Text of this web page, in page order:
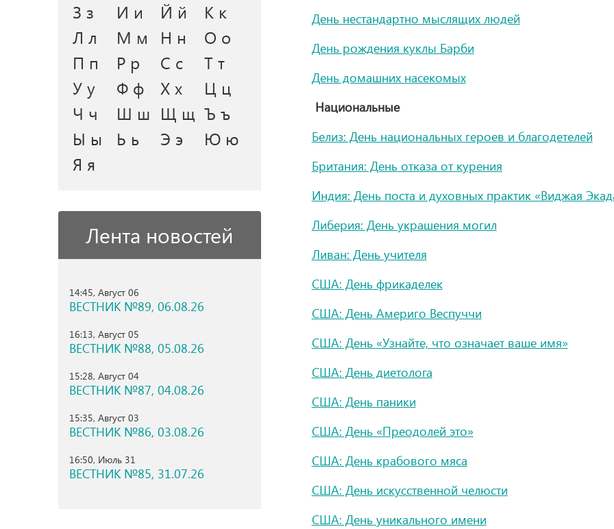
З з
И и Й й
К к
Л л
М м Н н
О о
П п
Р р С с
Т т
У у
Ф ф Х х
Ц ц
Ч ч
Ш ш Щ щ Ъ ъ
Ы ы
Ь ь Э э
Ю ю
Я я
Лента новостей
14:45, Август 06
ВЕСТНИК №89, 06.08.26
16:13, Август 05
ВЕСТНИК №88, 05.08.26
15:28, Август 04
ВЕСТНИК №87, 04.08.26
15:35, Август 03
ВЕСТНИК №86, 03.08.26
16:50, Июль 31
ВЕСТНИК №85, 31.07.26
День нестандартно мыслящих людей
День рождения куклы Барби
День домашних насекомых
Национальные
Белиз: День национальных героев и благодетелей
Британия: День отказа от курения
Индия: День поста и духовных практик «Виджая
Либерия: День украшения могил
Ливан: День учителя
США: День фрикаделек
США: День Америго Веспуччи
США: День «Узнайте, что означает ваше имя»
США: День диетолога
США: День паники
США: День «Преодолей это»
США: День крабового мяса
США: День искусственной челюсти
США: День уникального имени